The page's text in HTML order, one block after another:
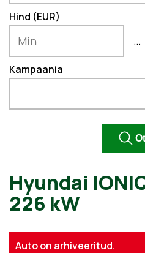
Hind (EUR)
...
Kampaania
Hyundai
226 kW
Auto on arhiveeritud.